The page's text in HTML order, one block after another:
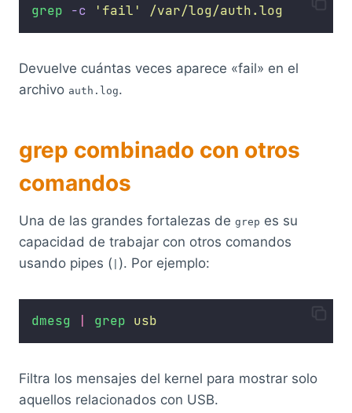
grep -c ' fail ' /var/log/auth.log
Devuelve cuántas veces aparece «fail» en el
archivo auth.log.
grep combinado con otros
comandos
Una de las grandes fortalezas de grep es su
capacidad de trabajar con otros comandos
usando pipes ( ). Por ejemplo:
dmesg | grep usb
Filtra los mensajes del kernel para mostrar solo
aquellos relacionados con USB.